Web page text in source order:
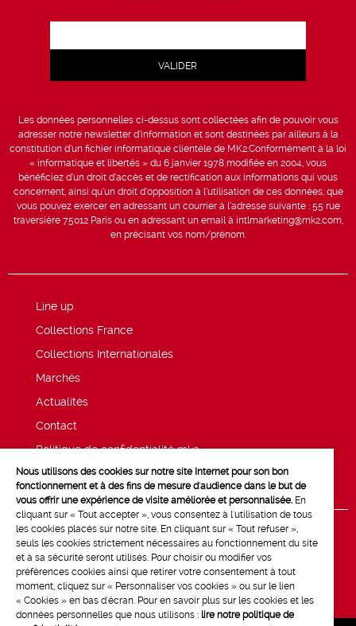
Les données personnelles ci-dessus sont collectées afin de pouvoir vous
adresser notre newsletter d’information et sont destinées par ailleurs à la
constitution d’un fichier informatique clientèle de MK2.Conformément à la loi
« informatique et libertés » du 6 janvier 1978 modifiée en 2004, vous
bénéficiez d’un droit d’accès et de rectification aux informations qui vous
concernent, ainsi qu’un droit d’opposition à l’utilisation de ces données, que
vous pouvez exercer en adressant un courrier à l’adresse suivante : 55 rue
traversière 75012 Paris ou en adressant un email à intlmarketing@mk2.com,
en précisant vos nom/prénom.
Line up
Collections France
Collections Internationales
Marchés
Actualités
Contact
Politique de confidentialité mk2
Mentions légales
Nous utilisons des cookies sur notre site Internet pour son bon
fonctionnement et à des fins de mesure d'audience dans le but de
vous offrir une expérience de visite améliorée et personnalisée. En
cliquant sur « Tout accepter », vous consentez à l'utilisation de tous
les cookies placés sur notre site. En cliquant sur « Tout refuser »,
seuls les cookies strictement nécessaires au fonctionnement du site
et à sa sécurité seront utilisés. Pour choisir ou modifier vos
préférences cookies ainsi que retirer votre consentement à tout
moment, cliquez sur « Personnaliser vos cookies » ou sur le lien
« Cookies » en bas d'écran. Pour en savoir plus sur les cookies et les
données personnelles que nous utilisons : lire notre politique de